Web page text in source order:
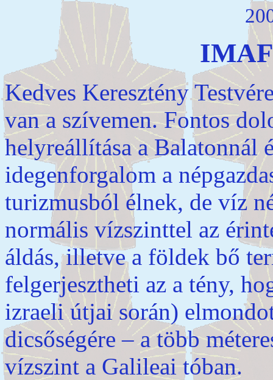
Kedves Keresztény
van a szívemen. Fontos
helyreállítása a Balatonnál
idegenforgalom a
turizmusból élnek, de víz
normális vízszinttel az
áldás, illetve a földek bő
felgerjesztheti az a tény,
izraeli útjai során)
dicsőségére – a több
vízszint a Galileai tóban.